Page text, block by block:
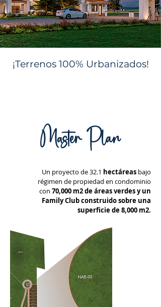
¡Terrenos 100% Urbanizados!
Master Plan
Un proyecto de 32.1 hectáreas bajo
régimen de propiedad en condominio
con 70,000 m2 de áreas verdes y un
Family Club construido sobre una
superficie de 8,000 m2.